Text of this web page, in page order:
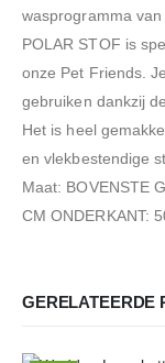
wasprogramma van
POLAR STOF is
onze Pet Friends.
gebruiken dankzij
Het is heel
en vlekbestendige
Maat: BOVENSTE
CM ONDERKANT:
GERELATEERDE